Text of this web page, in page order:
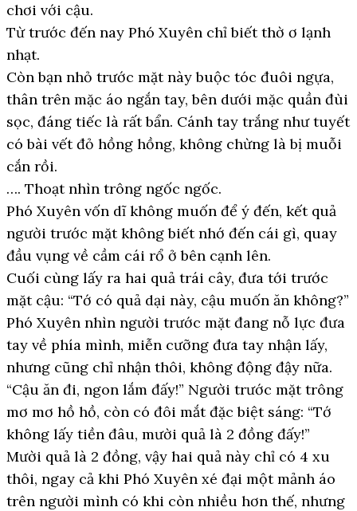
chơi với cậu.
Từ trước đến nay Phó Xuyên chỉ biết thờ ơ lạnh
nhạt.
Còn bạn nhỏ trước mặt này buộc tóc đuôi ngựa,
thân trên mặc áo ngắn tay, bên dưới mặc quần đùi
sọc, đáng tiếc là rất bẩn. Cánh tay trắng như tuyết
có bài vết đỏ hồng hồng, không chừng là bị muỗi
cắn rồi.
…. Thoạt nhìn trông ngốc ngốc.
Phó Xuyên vốn dĩ không muốn để ý đến, kết quả
người trước mặt không biết nhớ đến cái gì, quay
đầu vụng về cầm cái rổ ở bên cạnh lên.
Cuối cùng lấy ra hai quả trái cây, đưa tới trước
mặt cậu: “Tớ có quả dại này, cậu muốn ăn không?”
Phó Xuyên nhìn người trước mặt đang nỗ lực đưa
tay về phía mình, miễn cưỡng đưa tay nhận lấy,
nhưng cũng chỉ nhận thôi, không động đậy nữa.
“Cậu ăn đi, ngon lắm đấy!” Người trước mặt trông
mơ mơ hồ hồ, còn có đôi mắt đặc biệt sáng: “Tớ
không lấy tiền đâu, mười quả là 2 đồng đấy!”
Mười quả là 2 đồng, vậy hai quả này chỉ có 4 xu
thôi, ngay cả khi Phó Xuyên xé đại một mảnh áo
trên người mình có khi còn nhiều hơn thế, nhưng